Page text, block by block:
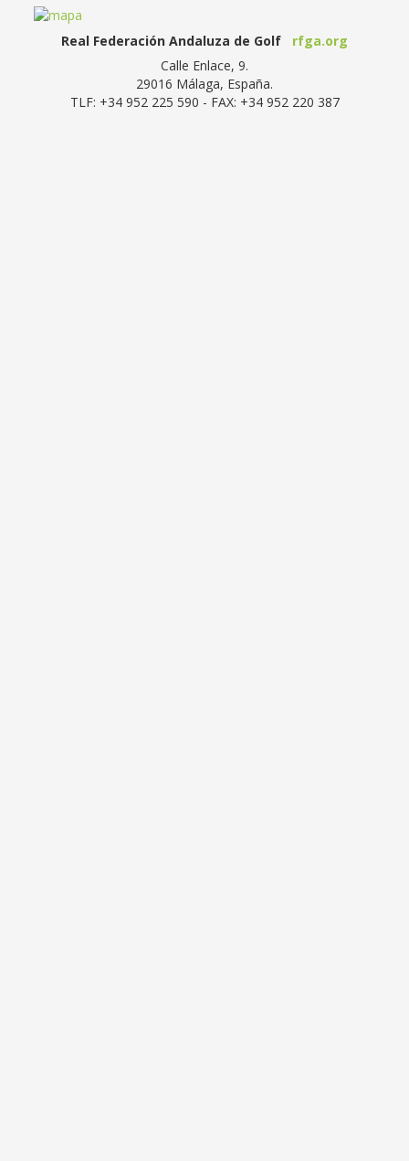
Real Federación Andaluza de Golf
rfga.org
Calle Enlace, 9.
29016 Málaga, España.
TLF: +34 952 225 590 - FAX: +34 952 220 387